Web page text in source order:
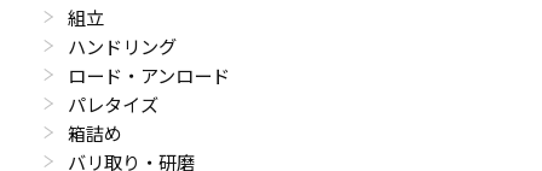
組立
ハンドリング
ロード・アンロード
パレタイズ
箱詰め
バリ取り・研磨